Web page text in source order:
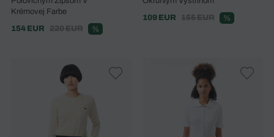
Krémovej Farbe
154 EUR
220 EUR %
109 EUR
155 EUR %